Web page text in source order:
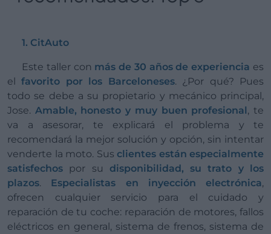
1. CitAuto
Este taller con más de 30 años de experiencia es
elfavorito por los Barceloneses. ¿Por qué? Pues
todo se debe a su propietario y mecánico principal,
Jose. Amable, honesto y muy buen profesional, te
va a asesorar, te explicará el problema y te
recomendará la mejor solución y opción, sin intentar
venderte la moto. Sus clientes están especialmente
satisfechos por su disponibilidad, su trato y los
plazos. Especialistas en inyección electrónica,
ofrecen cualquier servicio para el cuidado y
reparación de tu coche: reparación de motores, fallos
eléctricos en general, sistema de frenos, sistema de